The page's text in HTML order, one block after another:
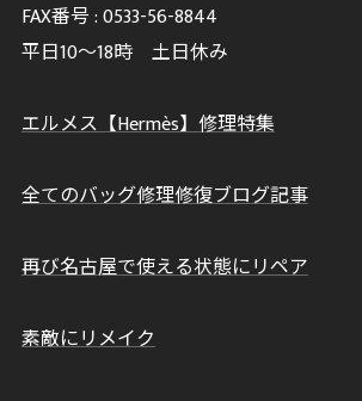
FAX番号 :0533-56-8844
平日10～18時 土日休み
エルメス【Hermès】修理特集
全てのバッグ修理修復ブログ記事
再び名古屋で使える状態にリペア
素敵にリメイク